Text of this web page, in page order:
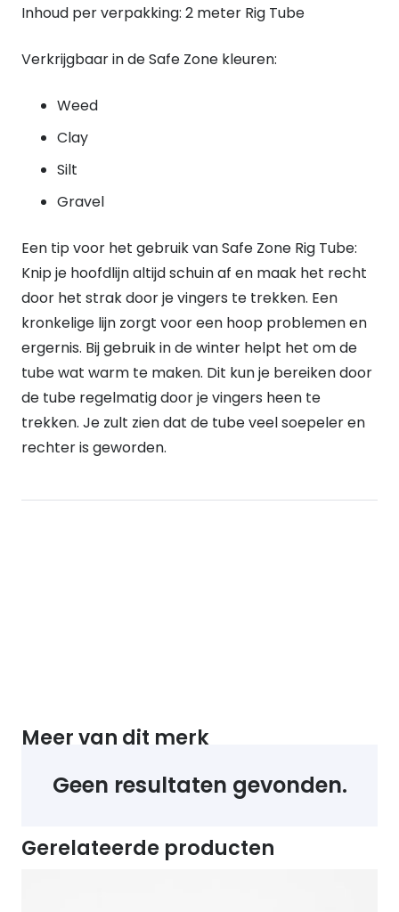
Inhoud per verpakking: 2 meter Rig Tube
Verkrijgbaar in de Safe Zone kleuren:
Weed
Clay
Silt
Gravel
Een tip voor het gebruik van Safe Zone Rig Tube:
Knip je hoofdlijn altijd schuin af en maak het recht
door het strak door je vingers te trekken. Een
kronkelige lijn zorgt voor een hoop problemen en
ergernis. Bij gebruik in de winter helpt het om de
tube wat warm te maken. Dit kun je bereiken door
de tube regelmatig door je vingers heen te
trekken. Je zult zien dat de tube veel soepeler en
rechter is geworden.
Meer van dit merk
Geen resultaten gevonden.
Gerelateerde producten